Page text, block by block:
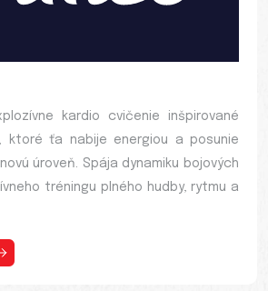
kardio cvičenie inšpirované
ktoré ťa nabije energiou a posunie
úroveň. Spája dynamiku bojových
tréningu plného hudby, rytmu a